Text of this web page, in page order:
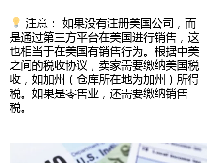
注意： 如果没有注册美国公司，而
是通过第三方平台在美国进行销售，这
也相当于在美国有销售行为。根据中美
之间的税收协议，卖家需要缴纳美国税
收，如加州（仓库所在地为加州）所得
税。如果是零售业，还需要缴纳销售
税。